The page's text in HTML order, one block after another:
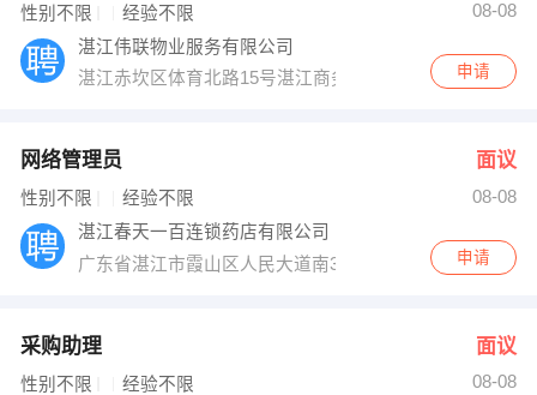
快递员
收银员 技术员/工程师
水电/机修
出纳
编辑
跟单
性别不限 经验不限
08-08
湛江伟联物业服务有限公司
湛江赤坎区体育北路15号湛江商务大厦4楼12房
申请
网络管理员 面议
性别不限 经验不限
08-08
湛江春天一百连锁药店有限公司
广东省湛江市霞山区人民大道南31号
申请
采购助理 面议
性别不限 经验不限
08-08